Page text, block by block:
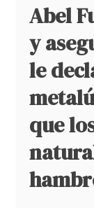
Abel
y
le
que